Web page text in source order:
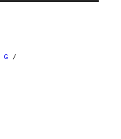
G /